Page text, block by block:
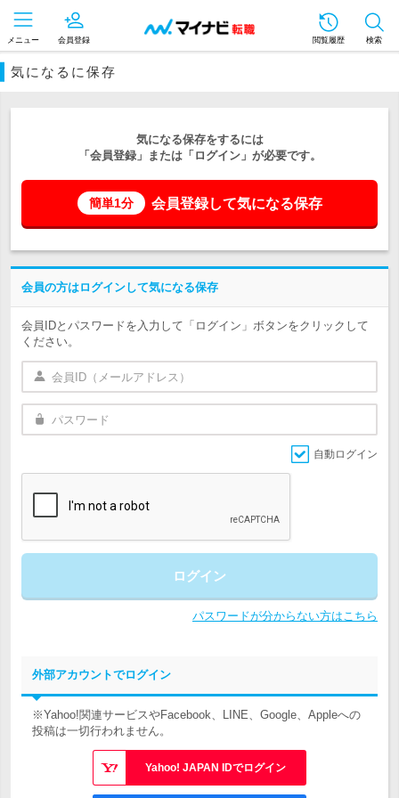
メニュー 会員登録 閲覧履歴 検索
気になるに保存
気になる保存をするには
「会員登録」または「ログイン」が必要です。
簡単1分 会員登録して気になる保存
会員の方はログインして気になる保存
会員IDとパスワードを入力して「ログイン」ボタンをクリックして
ください。
自動ログイン
ログイン
パスワードが分からない方はこちら
外部アカウントでログイン
※Yahoo!関連サービスやFacebook、LINE、Google、Appleへの
投稿は一切行われません。
Yahoo! JAPAN IDでログイン